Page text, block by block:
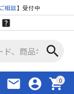
相談】受付中
search
mail account_circle shopping_cart